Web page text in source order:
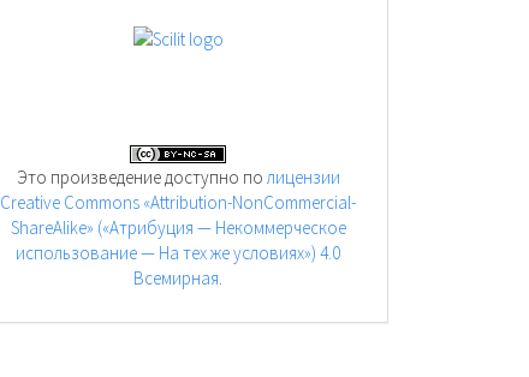
Это произведение доступно полицензии
Creative Commons «Attribution-NonCommercial-
ShareAlike» («Атрибуция — Некоммерческое
использование — На тех же условиях») 4.0
Всемирная.